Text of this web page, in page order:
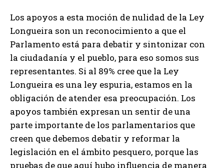
Los apoyos a esta moción de nulidad de la Ley
Longueira son un reconocimiento a que el
Parlamento está para debatir y sintonizar con
la ciudadanía y el pueblo, para eso somos sus
representantes. Si al 89% cree que la Ley
Longueira es una ley espuria, estamos en la
obligación de atender esa preocupación. Los
apoyos también expresan un sentir de una
parte importante de los parlamentarios que
creen que debemos debatir y reformar la
legislación en el ámbito pesquero, porque las
pruebas de que aquí hubo influencia de manera